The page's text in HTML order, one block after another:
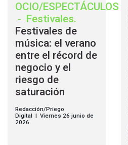
OCIO/ESPECTÁCULOS
- Festivales.
Festivales de
música: el verano
entre el récord de
negocio y el
riesgo de
saturación
Redacción/Priego
Digital | Viernes 26 junio de
2026